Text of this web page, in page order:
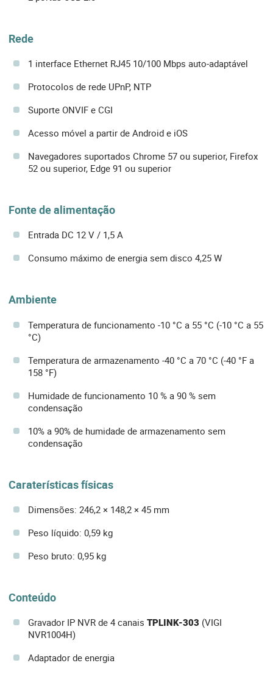
Rede
1 interface Ethernet RJ45 10/100 Mbps auto-adaptável
Protocolos de rede UPnP, NTP
Suporte ONVIF e CGI
Acesso móvel a partir de Android e iOS
Navegadores suportados Chrome 57 ou superior, Firefox
52 ou superior, Edge 91 ou superior
Fonte de alimentação
Entrada DC 12 V / 1,5 A
Consumo máximo de energia sem disco 4,25 W
Ambiente
Temperatura de funcionamento -10 °C a 55 °C (-10 °C a 55
°C)
Temperatura de armazenamento -40 °C a 70 °C (-40 °F a
158 °F)
Humidade de funcionamento 10 % a 90 % sem
condensação
10% a 90% de humidade de armazenamento sem
condensação
Caraterísticas físicas
Dimensões: 246,2 × 148,2 × 45 mm
Peso líquido: 0,59 kg
Peso bruto: 0,95 kg
Conteúdo
Gravador IP NVR de 4 canais TPLINK-303 (VIGI
NVR1004H)
Adaptador de energia